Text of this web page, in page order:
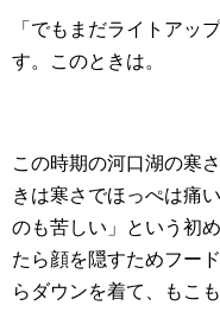
「でもまだライトアッ
す。このときは。
この時期の河口湖の寒
きは寒さでほっぺは痛
のも苦しい」という初
たら顔を隠すためフー
らダウンを着て、もこ